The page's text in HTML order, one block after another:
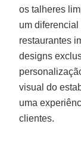
os talheres
um
restaurantes
designs
visual do
uma
clientes.